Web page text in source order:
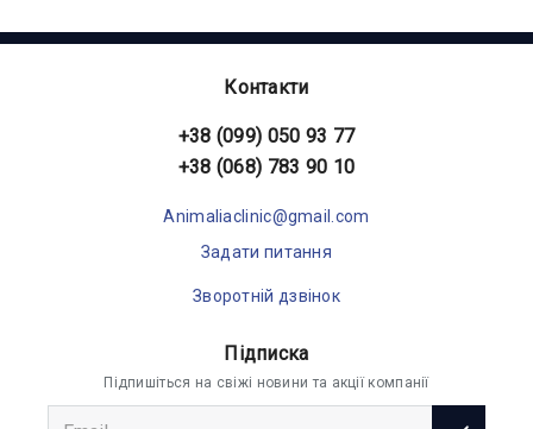
Контакти
+38 (099) 050 93 77
+38 (068) 783 90 10
Animaliaclinic@gmail.com
Задати питання
Зворотній дзвінок
Підписка
Підпишіться на свіжі новини та акції компанії